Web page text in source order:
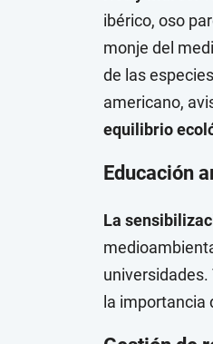
ibérico, oso
monje del
de las
americano,
equilibrio
Educación
La
la